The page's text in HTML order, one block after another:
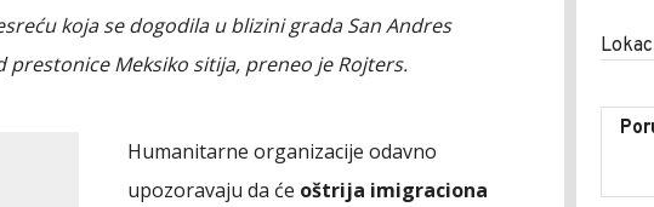
koja se dogodila u blizini grada San Andres
prestonice Meksiko sitija, preneo je Rojters.
Humanitarne organizacije odavno
upozoravaju da će oštrija imigraciona